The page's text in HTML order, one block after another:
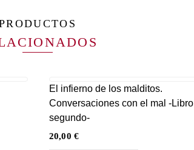
El infierno de los malditos.
Conversaciones con el mal -Libro
segundo-
20,00€